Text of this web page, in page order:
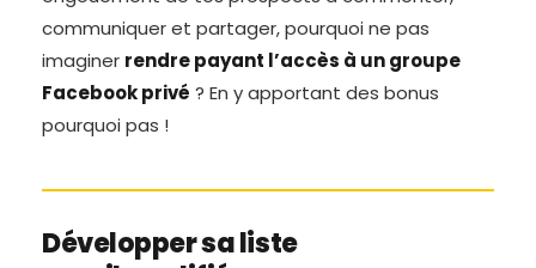
communiquer et partager, pourquoi ne pas
imaginer rendre payant l’accès à un groupe
Facebook privé ? En y apportant des bonus
pourquoi pas !
Développer sa liste